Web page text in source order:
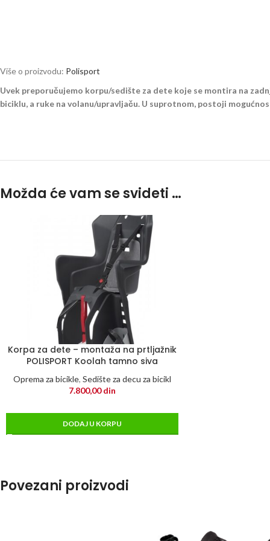
Više o proizvodu: Polisport
Uvek preporučujemo korpu/sedište za dete koje se montira na
biciklu, a ruke na volanu/upravljaču. U suprotnom, postoji
Možda će vam se svideti …
Korpa za dete – montaža na prtljažnik
POLISPORT Koolah tamno siva
Oprema za bicikle, Sedište za decu za bicikl
7.800,00din
DODAJ U KORPU
Povezani proizvodi